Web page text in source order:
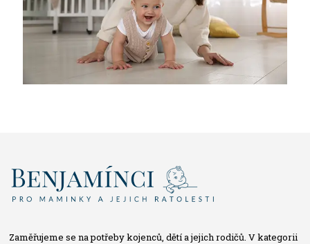
Zaměřujeme se na potřeby kojenců, dětí a jejich rodičů. V kategorii